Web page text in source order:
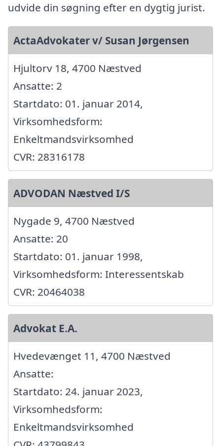
udvide din søgning efter en dygtig jurist.
ActaAdvokater v/ Susan Jørgensen
Hjultorv 18, 4700 Næstved
Ansatte: 2
Startdato: 01. januar 2014,
Virksomhedsform:
Enkeltmandsvirksomhed
CVR: 28316178
ADVODAN Næstved I/S
Nygade 9, 4700 Næstved
Ansatte: 20
Startdato: 01. januar 1998,
Virksomhedsform: Interessentskab
CVR: 20464038
Advokat E.A.
Hvedevænget 11, 4700 Næstved
Ansatte:
Startdato: 24. januar 2023,
Virksomhedsform:
Enkeltmandsvirksomhed